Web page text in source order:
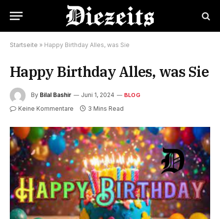
Startseite » Happy Birthday Alles, was Sie
Happy Birthday Alles, was Sie
By Bilal Bashir Juni 1, 2024 BLOG
Keine Kommentare 3 Mins Read